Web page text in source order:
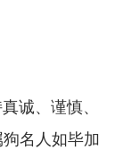
诚、谨慎、
名人如毕加